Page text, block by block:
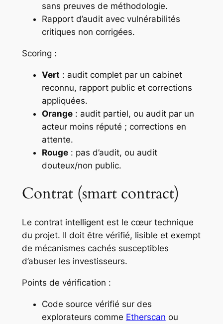
sans preuves de méthodologie.
Rapport d’audit avec vulnérabilités
critiques non corrigées.
Scoring :
Vert : audit complet par un cabinet
reconnu, rapport public et corrections
appliquées.
Orange: audit partiel, ou audit par un
acteur moins réputé ; corrections en
attente.
Rouge: pas d’audit, ou audit
douteux/non public.
Contrat (smart contract)
Le contrat intelligent est le cœur technique
du projet. Il doit être vérifié, lisible et exempt
de mécanismes cachés susceptibles
d’abuser les investisseurs.
Points de vérification :
Code source vérifié sur des
explorateurs comme Etherscan ou